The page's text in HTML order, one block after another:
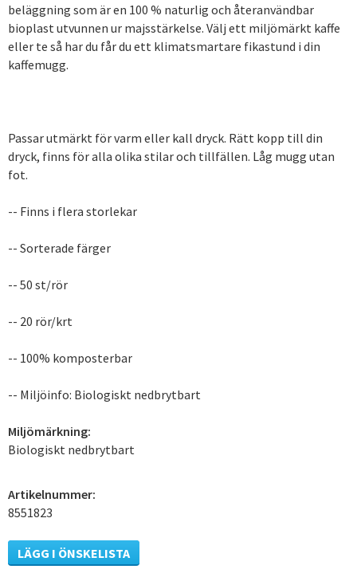
beläggning som är en 100 % naturlig och återanvändbar
bioplast utvunnen ur majsstärkelse. Välj ett miljömärkt kaffe
eller te så har du får du ett klimatsmartare fikastund i din
kaffemugg.
Passar utmärkt för varm eller kall dryck. Rätt kopp till din
dryck, finns för alla olika stilar och tillfällen. Låg mugg utan
fot.
-- Finns i flera storlekar
-- Sorterade färger
-- 50 st/rör
-- 20 rör/krt
-- 100% komposterbar
-- Miljöinfo: Biologiskt nedbrytbart
Miljömärkning:
Biologiskt nedbrytbart
Artikelnummer:
8551823
LÄGG I ÖNSKELISTA